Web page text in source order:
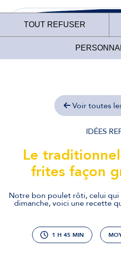
Voir toutes
IDÉES
Le
frites façon
Notre bon poulet rôti, celui qui
dimanche, voici une recette
1 H 45 MIN
Le site
Fermiers de
utilise des
Nous utilisons des cookies
pouvez changer d'avis à tout
présente sur chaque page de
services tiers, vous
à leur bon fonctionnement.
Charte de confidentialité
TOUT REFUSER